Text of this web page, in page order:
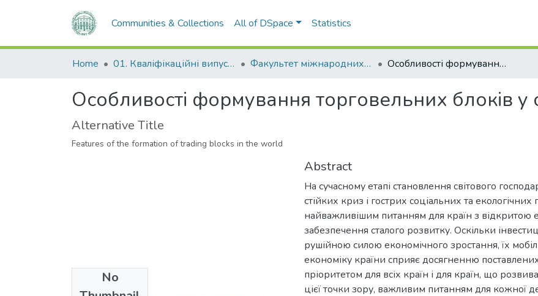
Communities & Collections All of DSpace Statistics
Home 01. Кваліфікаційні випускні роботи здобувачів вищої освіти Факультет міжнародних відносин, політології та соціології Особливості формування торговельних блоків у світі
Особливості формування торговельних блоків у
Alternative Title
Features of the formation of trading blocks in the world
No
Abstract
На сучасному етапі становлення світового
стійких криз і гострих соціальних та екологічних
найважливішим питанням для країн з відкритою
забезпечення сталого розвитку. Оскільки
рушійною силою економічного зростання, їх
економіку країни сприяє досягненню
пріоритетом для всіх країн і для країн, що
цієї точки зору, важливим питанням для кожної